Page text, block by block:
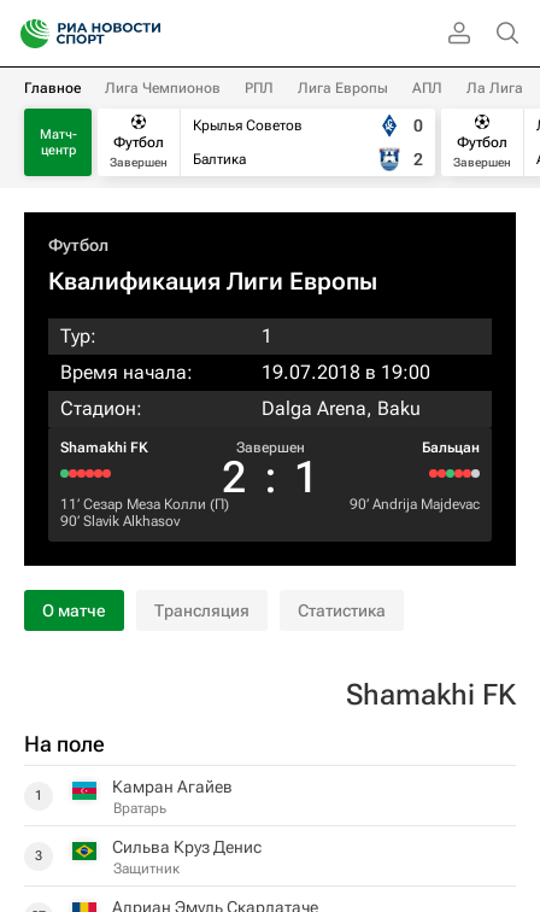
Главное Лига Чемпионов РПЛ Лига Европы АПЛ Ла Лига
Матч-
центр
Футбол
Завершен
Крылья Советов
Балтика
0
2
Футбол
Завершен
Футбол
Квалификация Лиги Европы
Тур:
1
Время начала:
19.07.2018 в 19:00
Стадион:
Dalga Arena, Baku
Shamakhi FK Завершен
2 : 1
Бальцан
11‎’‎ Сезар Меза Колли (П)
90‎’‎ Slavik Alkhasov
90‎’‎ Andrija Majdevac
О матче Трансляция Статистика
Shamakhi FK
На поле
1 Камран Агайев
Вратарь
3 Сильва Круз Денис
Защитник
Адриан Эмуль Скарлатаче